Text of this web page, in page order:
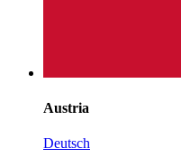
Austria
Deutsch